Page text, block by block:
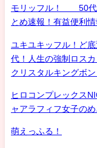
モリッフル！ 50代
とめ速報！有益便利
ユキユキッフル！ど
代！人生の強制ロス
クリスタルキングボ
ヒロコンプレックス
ャアラフィフ女子の
萌えっふる！